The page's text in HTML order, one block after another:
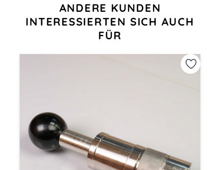
Produktgalerie überspringen
ANDERE KUNDEN
INTERESSIERTEN SICH AUCH
FÜR